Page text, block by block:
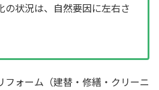
の状況は、自然要因に左右さ
フォーム（建替・修繕・クリーニ